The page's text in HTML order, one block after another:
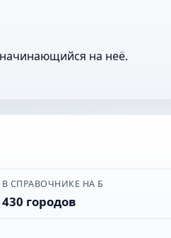
на неё.
В СПРАВОЧНИКЕ НА Б
430 городов